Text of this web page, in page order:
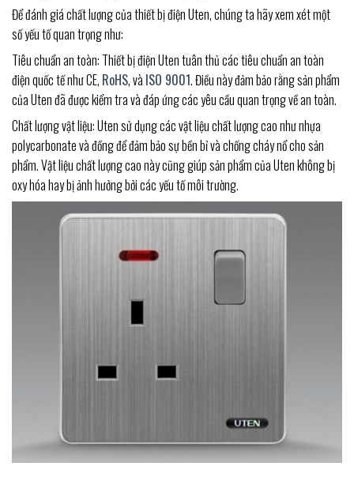
Để đánh giá chất lượng của thiết bị điện Uten, chúng ta hãy xem xét một
số yếu tố quan trọng như:
Tiêu chuẩn an toàn: Thiết bị điện Uten tuân thủ các tiêu chuẩn an toàn
điện quốc tế như CE, RoHS, và ISO 9001. Điều này đảm bảo rằng sản phẩm
của Uten đã được kiểm tra và đáp ứng các yêu cầu quan trọng về an toàn.
Chất lượng vật liệu: Uten sử dụng các vật liệu chất lượng cao như nhựa
polycarbonate và đồng để đảm bảo sự bền bỉ và chống cháy nổ cho sản
phẩm. Vật liệu chất lượng cao này cũng giúp sản phẩm của Uten không bị
oxy hóa hay bị ảnh hưởng bởi các yếu tố môi trường.